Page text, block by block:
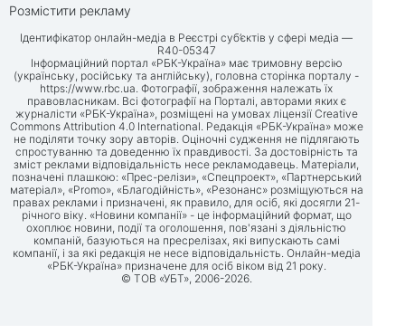
Розмістити рекламу
Ідентифікатор онлайн-медіа в Реєстрі суб’єктів у сфері медіа —
R40-05347
Інформаційний портал «РБК-Україна» має тримовну версію
(українську, російську та англійську), головна сторінка порталу -
https://www.rbc.ua. Фотографії, зображення належать їх
правовласникам. Всі фотографії на Порталі, авторами яких є
журналісти «РБК-Україна», розміщені на умовах ліцензії Creative
Commons Attribution 4.0 International. Редакція «РБК-Україна» може
не поділяти точку зору авторів. Оціночні судження не підлягають
спростуванню та доведенню їх правдивості. За достовірність та
зміст реклами відповідальність несе рекламодавець. Матеріали,
позначені плашкою: «Прес-релізи», «Спецпроект», «Партнерський
матеріал», «Promo», «Благодійність», «Резонанс» розміщуються на
правах реклами і призначені, як правило, для осіб, які досягли 21-
річного віку. «Новини компанії» - це інформаційний формат, що
охоплює новини, події та оголошення, пов'язані з діяльністю
компаній, базуються на пресрелізах, які випускають самі
компанії, і за які редакція не несе відповідальність. Онлайн-медіа
«РБК-Україна» призначене для осіб віком від 21 року.
© ТОВ «УБТ», 2006-2026.